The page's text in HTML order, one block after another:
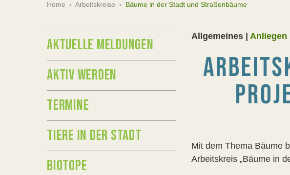
Home › Arbeitskreise › Bäume in der Stadt und Straßenbäume
Allgemeines | Anliegen
Mit dem Thema Bäume
Arbeitskreis „Bäume in
AKTUELLE MELDUNGEN
AKTIV WERDEN
TERMINE
TIERE IN DER STADT
BIOTOPE